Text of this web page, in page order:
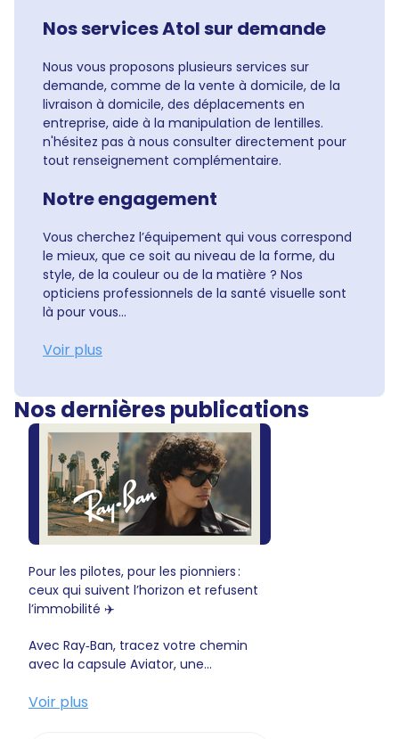
Nos services Atol sur demande
Nous vous proposons plusieurs services sur
demande, comme de la vente à domicile, de la
livraison à domicile, des déplacements en
entreprise, aide à la manipulation de lentilles.
n'hésitez pas à nous consulter directement pour
tout renseignement complémentaire.
Notre engagement
Vous cherchez l’équipement qui vous correspond
le mieux, que ce soit au niveau de la forme, du
style, de la couleur ou de la matière ? Nos
opticiens professionnels de la santé visuelle sont
là pour vous...
Voir plus
Nos dernières publications
Pour les pilotes, pour les pionniers :
ceux qui suivent l’horizon et refusent
l’immobilité ✈️
Avec Ray‑Ban, tracez votre chemin
avec la capsule Aviator, une...
Voir plus